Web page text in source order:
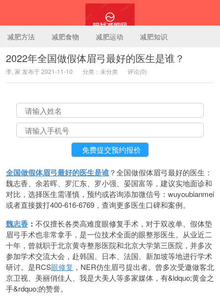
陪我减肥网
减肥方法 减肥食物 减肥运动 减肥知识
2022年全国做假体眉弓最好的医生是谁？
李, 家 发布于 2021-11-10 分类：未分类 评论(0)
全国做假体眉弓最好的医生是谁？全国做假体眉弓最好的医生：
魏志香、余若晖、罗汇东、罗小强、晏国富等，建议实地面诊和
对比，选择医生需谨慎，预约或咨询添加微信号：wuyoubianmei
或者直接拨打400-616-6769，查询更多医生口碑和案例。
魏志香 ： 不仅擅长各类高难度眼修复手术，对于双改单、假体垫
眉弓手术也非常拿手，是一位技术全面的眼整形医生。从业近二
十年，曾就职于北京黄寺整形医院和北京大学第三医院，并多次
参加学术交流大会，赴韩国、日本、法国、新加坡等地进行学术
研讨。是RCS眼修复 ，NER仿生眉弓提出者。曾多次受邀做客北
京卫视、美丽俏佳人、我是大美人等多家媒体，有&ldquo;黄金之
手&rdquo;的赞誉。